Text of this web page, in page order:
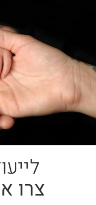
צרו